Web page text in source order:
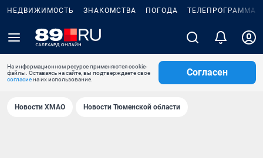
НЕДВИЖИМОСТЬ ЗНАКОМСТВА ПОГОДА ТЕЛЕПРОГРАММА
На информационном ресурсе применяются cookie-
файлы. Оставаясь на сайте, вы подтверждаете свое
согласиена их использование.
Согласен
Новости ХМАО Новости Тюменской области